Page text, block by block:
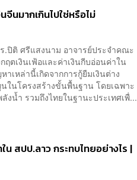
จีนมากเกินไปใช่หรือไม่
.ปิติ ศรีแสงนาม อาจารย์ประจำคณะ
ตเงินเฟ้อและค่าเงินกีบอ่อนค่าใน
เหล่านี้เกิดจากการกู้ยืมเงินต่าง
ในโครงสร้างขั้นพื้นฐาน โดยเฉพาะ
งน้ำ รวมถึงไทยในฐานะประเทศเพื่...
น สปป.ลาว กระทบไทยอย่างไร |